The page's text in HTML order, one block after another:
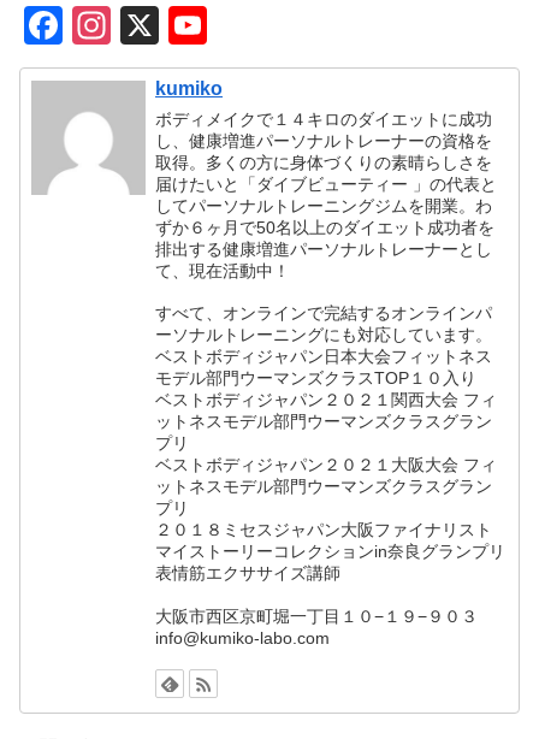
kF
a
c
e
b
In
st
gr
a
X
o
u
T
u
b
e
h
a
n
n
el
kumiko
ボディメイクで１４キロのダイエットに成功
し、健康増進パーソナルトレーナーの資格を
取得。多くの方に身体づくりの素晴らしさを
届けたいと「ダイブビューティー 」の代表と
してパーソナルトレーニングジムを開業。わ
ずか６ヶ月で50名以上のダイエット成功者を
排出する健康増進パーソナルトレーナーとし
て、現在活動中！
すべて、オンラインで完結するオンラインパ
ーソナルトレーニングにも対応しています。
ベストボディジャパン日本大会フィットネス
モデル部門ウーマンズクラスTOP１０入り
ベストボディジャパン２０２１関西大会 フィ
ットネスモデル部門ウーマンズクラスグラン
プリ
ベストボディジャパン２０２１大阪大会 フィ
ットネスモデル部門ウーマンズクラスグラン
プリ
２０１８ミセスジャパン大阪ファイナリスト
マイストーリーコレクションin奈良グランプリ
表情筋エクササイズ講師
大阪市西区京町堀一丁目１０−１９−９０３
info@kumiko-labo.com